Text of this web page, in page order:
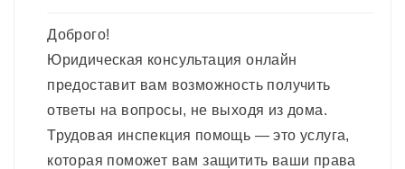
Доброго!
Юридическая консультация онлайн
предоставит вам возможность получить
ответы на вопросы, не выходя из дома.
Трудовая инспекция помощь — это услуга,
которая поможет вам защитить ваши права